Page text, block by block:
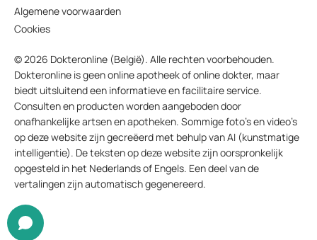
Algemene voorwaarden
Cookies
© 2026 Dokteronline (België). Alle rechten voorbehouden.
Dokteronline is geen online apotheek of online dokter, maar
biedt uitsluitend een informatieve en facilitaire service.
Consulten en producten worden aangeboden door
onafhankelijke artsen en apotheken. Sommige foto’s en video’s
op deze website zijn gecreëerd met behulp van AI (kunstmatige
intelligentie). De teksten op deze website zijn oorspronkelijk
opgesteld in het Nederlands of Engels. Een deel van de
vertalingen zijn automatisch gegenereerd.